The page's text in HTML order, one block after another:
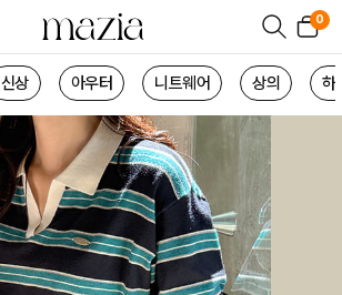
0
신상 아우터 니트웨어 상의 하